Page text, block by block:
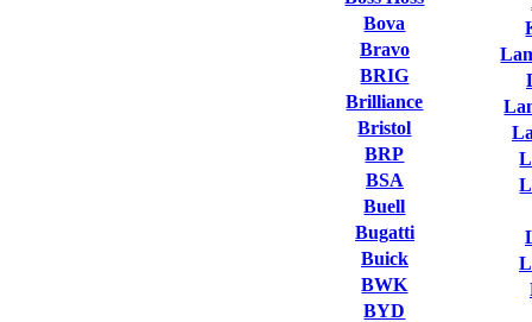
Bova
Bravo
BRIG
Brilliance
Bristol
BRP
BSA
Buell
Bugatti
Buick
BWK
BYD